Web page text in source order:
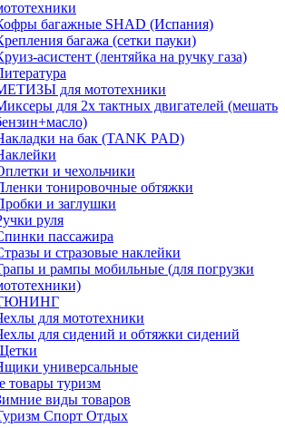
багажные SHAD (Испания)
багажа (сетки пауки)
асистент (лентяйка на ручку газа)
для мототехники
для 2х тактных двигателей (мешать
на бак (TANK PAD)
и чехольчики
тонировочные обтяжки
и заглушки
руля
пассажира
и стразовые наклейки
и рампы мобильные (для погрузки
для мототехники
для сидений и обтяжки сидений
универсальные
товары туризм
виды товаров
Спорт Отдых